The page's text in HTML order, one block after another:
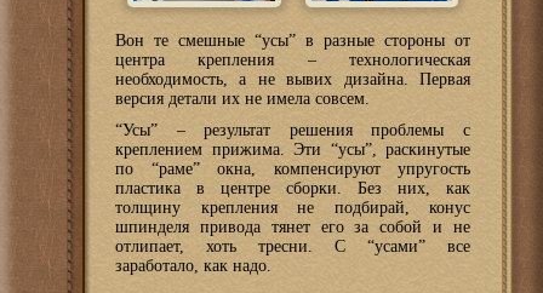
Вон те смешные “усы” в разные стороны от
центра крепления – технологическая
необходимость, а не вывих дизайна. Первая
версия детали их не имела совсем.
“Усы” – результат решения проблемы с
креплением прижима. Эти “усы”, раскинутые
по “раме” окна, компенсируют упругость
пластика в центре сборки. Без них, как
толщину крепления не подбирай, конус
шпинделя привода тянет его за собой и не
отлипает, хоть тресни. С “усами” все
заработало, как надо.